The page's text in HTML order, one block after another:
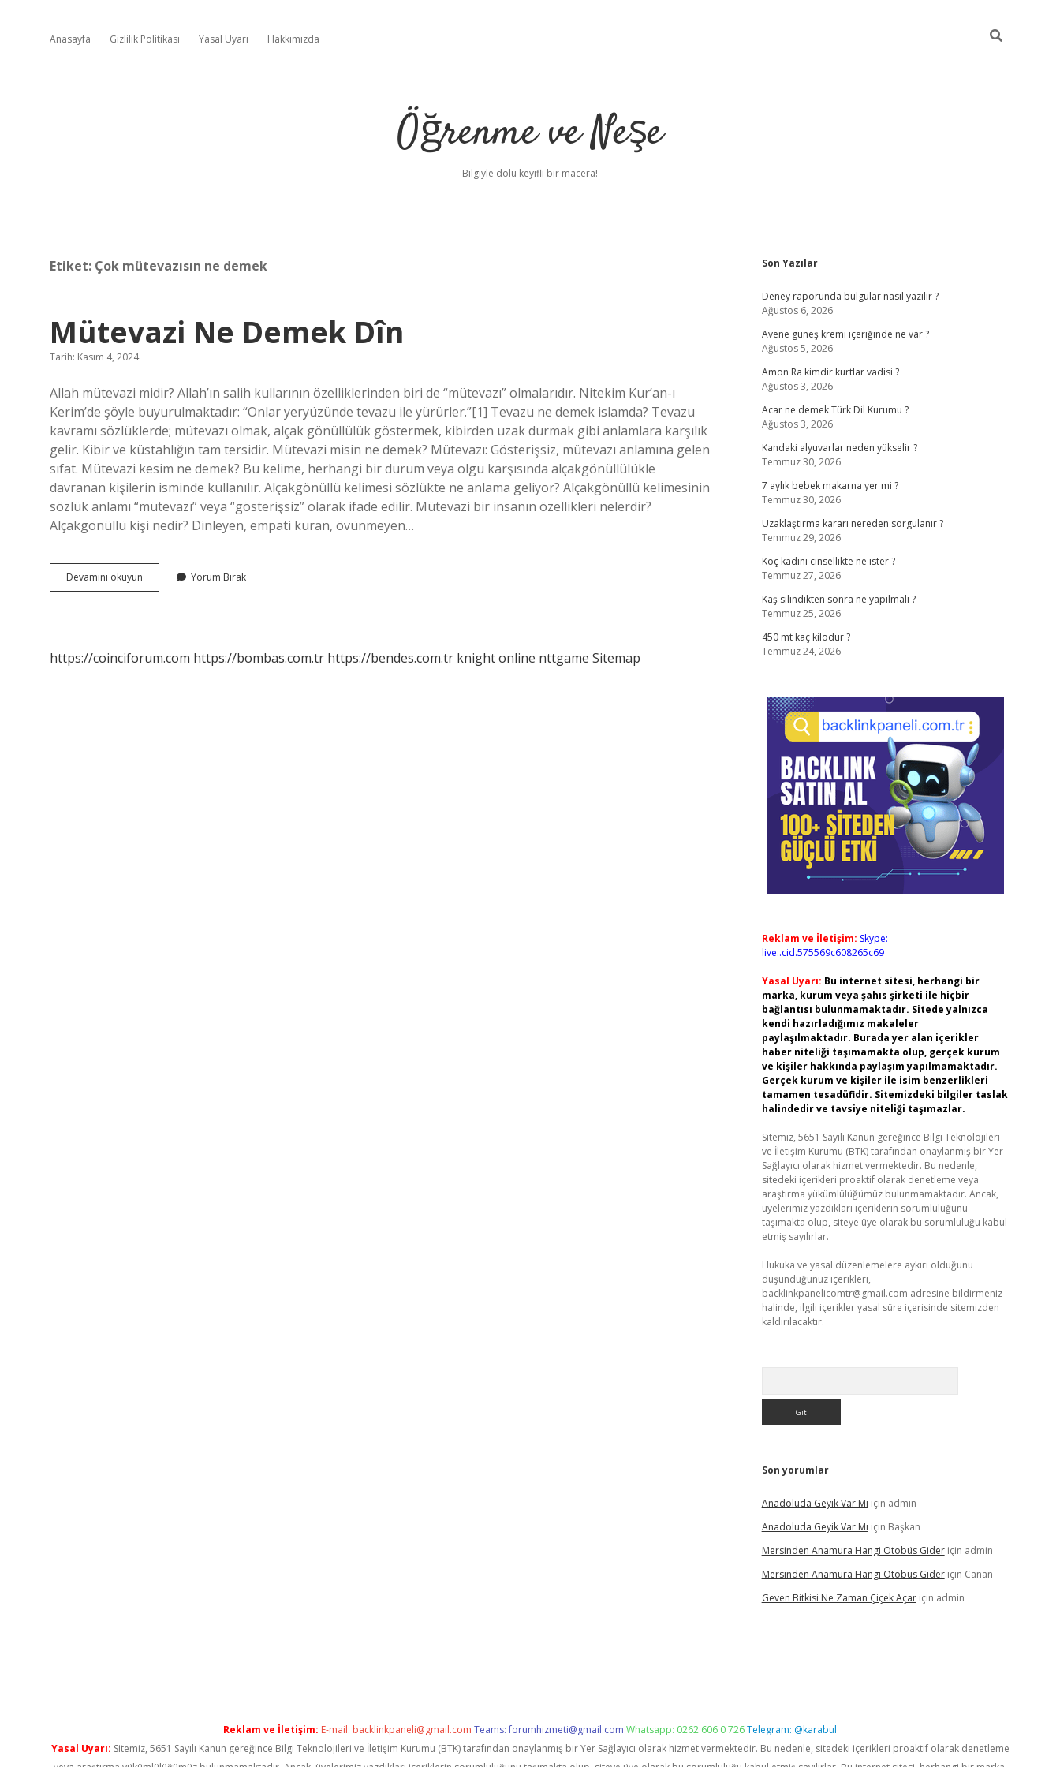
Anasayfa Gizlilik Politikası Yasal Uyarı Hakkımızda
Öğrenme ve Neşe
Bilgiyle dolu keyifli bir macera!
Etiket: Çok mütevazısın ne demek
Mütevazi Ne Demek Dîn
Tarih: Kasım 4, 2024
Allah mütevazi midir? Allah’ın salih kullarının özelliklerinden biri de “mütevazı” olmalarıdır. Nitekim Kur’an-ı
Kerim’de şöyle buyurulmaktadır: “Onlar yeryüzünde tevazu ile yürürler.”[1] Tevazu ne demek islamda? Tevazu
kavramı sözlüklerde; mütevazı olmak, alçak gönüllülük göstermek, kibirden uzak durmak gibi anlamlara karşılık
gelir. Kibir ve küstahlığın tam tersidir. Mütevazi misin ne demek? Mütevazı: Gösterişsiz, mütevazı anlamına gelen
sıfat. Mütevazi kesim ne demek? Bu kelime, herhangi bir durum veya olgu karşısında alçakgönüllülükle
davranan kişilerin isminde kullanılır. Alçakgönüllü kelimesi sözlükte ne anlama geliyor? Alçakgönüllü kelimesinin
sözlük anlamı “mütevazı” veya “gösterişsiz” olarak ifade edilir. Mütevazi bir insanın özellikleri nelerdir?
Alçakgönüllü kişi nedir? Dinleyen, empati kuran, övünmeyen…
Devamını okuyun Mütevazi
Ne
Yorum Bırak
https://coinciforum.com https://bombas.com.tr https://bendes.com.tr knight online nttgame Sitemap
Sidebar
Son Yazılar
Deney raporunda bulgular nasıl yazılır ?
Ağustos 6, 2026
Avene güneş kremi içeriğinde ne var ?
Ağustos 5, 2026
Amon Ra kimdir kurtlar vadisi ?
Ağustos 3, 2026
Acar ne demek Türk Dil Kurumu ?
Ağustos 3, 2026
Kandaki alyuvarlar neden yükselir ?
Temmuz 30, 2026
7 aylık bebek makarna yer mi ?
Temmuz 30, 2026
Uzaklaştırma kararı nereden sorgulanır ?
Temmuz 29, 2026
Koç kadını cinsellikte ne ister ?
Temmuz 27, 2026
Kaş silindikten sonra ne yapılmalı ?
Temmuz 25, 2026
450 mt kaç kilodur ?
Temmuz 24, 2026
Reklam ve İletişim: Skype:
live:.cid.575569c608265c69
Yasal Uyarı: Bu internet sitesi, herhangi bir
marka, kurum veya şahıs şirketi ile hiçbir
bağlantısı bulunmamaktadır. Sitede yalnızca
kendi hazırladığımız makaleler
paylaşılmaktadır. Burada yer alan içerikler
haber niteliği taşımamakta olup, gerçek kurum
ve kişiler hakkında paylaşım yapılmamaktadır.
Gerçek kurum ve kişiler ile isim benzerlikleri
tamamen tesadüfidir. Sitemizdeki bilgiler taslak
halindedir ve tavsiye niteliği taşımazlar.
Sitemiz, 5651 Sayılı Kanun gereğince Bilgi Teknolojileri
ve İletişim Kurumu (BTK) tarafından onaylanmış bir Yer
Sağlayıcı olarak hizmet vermektedir. Bu nedenle,
sitedeki içerikleri proaktif olarak denetleme veya
araştırma yükümlülüğümüz bulunmamaktadır. Ancak,
üyelerimiz yazdıkları içeriklerin sorumluluğunu
taşımakta olup, siteye üye olarak bu sorumluluğu kabul
etmiş sayılırlar.
Hukuka ve yasal düzenlemelere aykırı olduğunu
düşündüğünüz içerikleri,
backlinkpanelicomtr@gmail.com adresine bildirmeniz
halinde, ilgili içerikler yasal süre içerisinde sitemizden
kaldırılacaktır.
Son yorumlar
Anadoluda Geyik Var Mı için admin
Anadoluda Geyik Var Mı için Başkan
Mersinden Anamura Hangi Otobüs Gideriçin admin
Mersinden Anamura Hangi Otobüs Gideriçin Canan
Geven Bitkisi Ne Zaman Çiçek Açariçin admin
Reklam ve İletişim: E-mail: backlinkpaneli@gmail.com Teams:forumhizmeti@gmail.com Whatsapp: 0262 606 0 726Telegram: @karabul
Yasal Uyarı: Sitemiz, 5651 Sayılı Kanun gereğince Bilgi Teknolojileri ve İletişim Kurumu (BTK) tarafından onaylanmış bir Yer Sağlayıcı olarak hizmet vermektedir. Bu nedenle, sitedeki içerikleri proaktif olarak denetleme